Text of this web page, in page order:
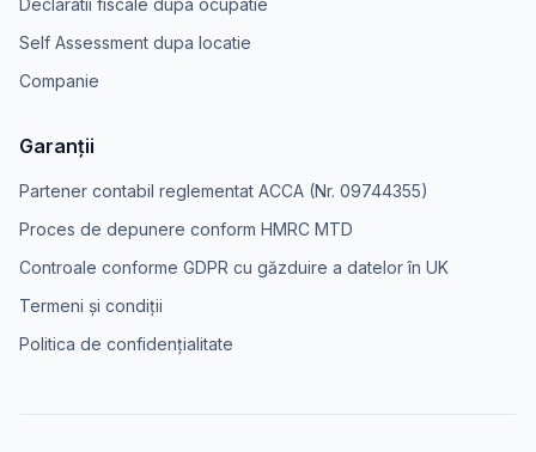
Declaratii fiscale dupa ocupatie
Self Assessment dupa locatie
Companie
Garanții
Partener contabil reglementat ACCA (Nr. 09744355)
Proces de depunere conform HMRC MTD
Controale conforme GDPR cu găzduire a datelor în UK
Termeni și condiții
Politica de confidențialitate